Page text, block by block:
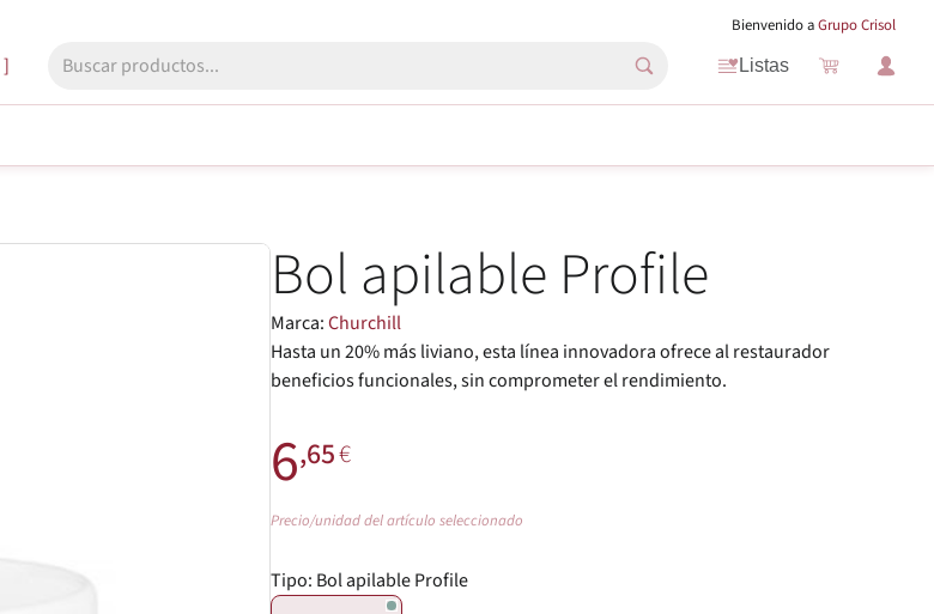
Bienvenido aGrupo Crisol
Listas
Bol apilable Profile
Marca:Churchill
Hasta un 20% más liviano, esta línea innovadora ofrece al restaurador
beneficios funcionales, sin comprometer el rendimiento.
6,65€
Precio/unidad del artículo seleccionado
Tipo: Bol apilable Profile